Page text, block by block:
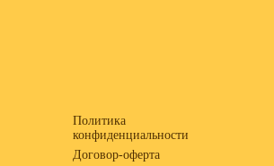
Политика
конфиденциальности
Договор-оферта